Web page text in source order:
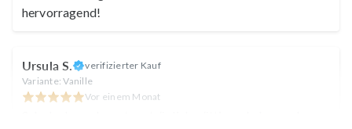
hervorragend!
Ursula S.
verifizierter Kauf
Variante: Vanille
Vor einem Monat